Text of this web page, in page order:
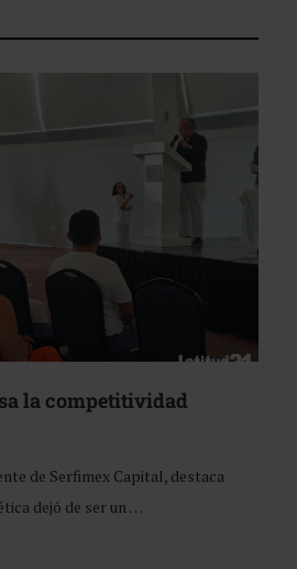
la competitividad
de Serfimex Capital, destaca
dejó de ser un …